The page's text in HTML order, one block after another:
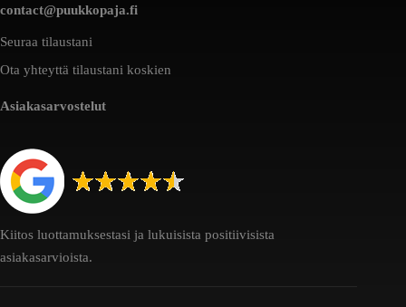
contact@puukkopaja.fi
Seuraa tilaustani
Ota yhteyttä tilaustani koskien
Asiakasarvostelut
Kiitos luottamuksestasi ja lukuisista positiivisista
asiakasarvioista.